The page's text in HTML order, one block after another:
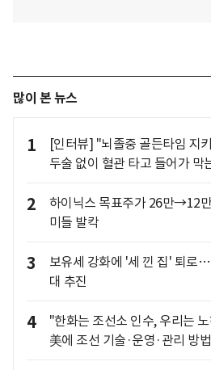
많이 본 뉴스
1
[인터뷰] "뇌졸중 골든타임 지
두술 없이 혈관 타고 들어가 막
2
하이닉스 목표주가 26만→12
미들 발칵
3
보유세 강화에 '세 낀 집' 퇴로
대 추진
4
"한화는 조선소 인수, 우리는
美에 조선 기술·운영·관리 방